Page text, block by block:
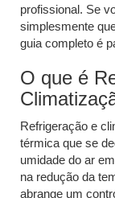
profissional. Se
simplesmente
guia completo é
O que é
Refrigeração e
térmica que se
umidade do ar
na redução da
abrange um